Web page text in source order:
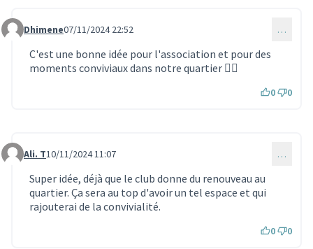
Commentaire 3503
Dhimene07/11/2024 22:52 …
C'est une bonne idée pour l'association et pour des
moments conviviaux dans notre quartier 👍🏻
0 0
Commentaire 3532
Ali. T10/11/2024 11:07 …
Super idée, déjà que le club donne du renouveau au
quartier. Ça sera au top d'avoir un tel espace et qui
rajouterai de la convivialité.
0 0